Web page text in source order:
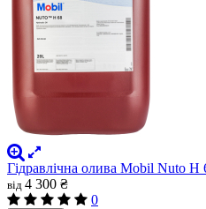
Гідравлічна олива Mobil Nuto H
від 4 300 ₴
0